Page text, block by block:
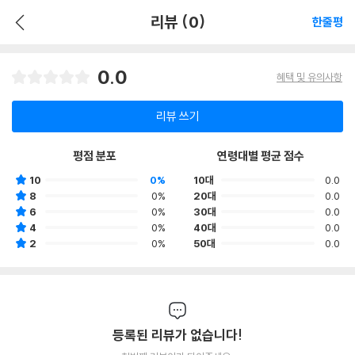
리뷰 (0) 한줄평
0.0 혜택 및 유의사항
리뷰 쓰기
평점 분포
10
0%
8
0%
6
0%
4
0%
2
0%
연령대별 평균 점수
10대
0.0
20대
0.0
30대
0.0
40대
0.0
50대
0.0
등록된 리뷰가 없습니다!